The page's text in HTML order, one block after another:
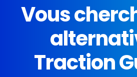
Vous
Traction